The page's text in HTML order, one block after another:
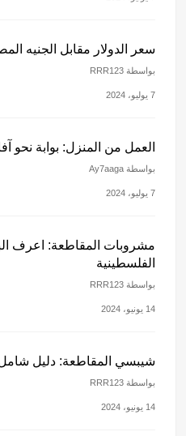
سعر الدولار مقابل الجنيه
بواسطة RRR123
7 يوليو، 2024
العمل من المنزل: بوابة نحو
بواسطة Ay7aaga
7 يوليو، 2024
مشروبات المقاطعة: اعرف
الفلسطينية
بواسطة RRR123
14 يونيو، 2024
شيبسي المقاطعة: دليل شامل
بواسطة RRR123
14 يونيو، 2024